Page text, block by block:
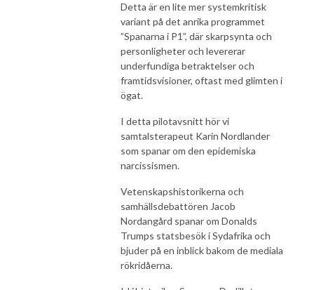
Detta är en lite mer systemkritisk
variant på det anrika programmet
”Spanarna i P1”, där skarpsynta och
personligheter och levererar
underfundiga betraktelser och
framtidsvisioner, oftast med glimten i
ögat.
I detta pilotavsnitt hör vi
samtalsterapeut Karin Nordlander
som spanar om den epidemiska
narcissismen.
Vetenskapshistorikerna och
samhällsdebattören Jacob
Nordangård spanar om Donalds
Trumps statsbesök i Sydafrika och
bjuder på en inblick bakom de mediala
rökridåerna.